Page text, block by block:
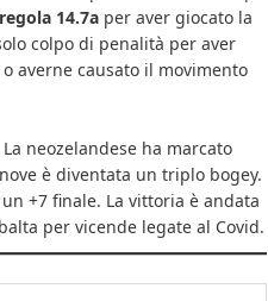
14.7a per aver giocato la
colpo di penalità per aver
averne causato il movimento
neozelandese ha marcato
è diventata un triplo bogey.
+7 finale. La vittoria è andata
per vicende legate al Covid.